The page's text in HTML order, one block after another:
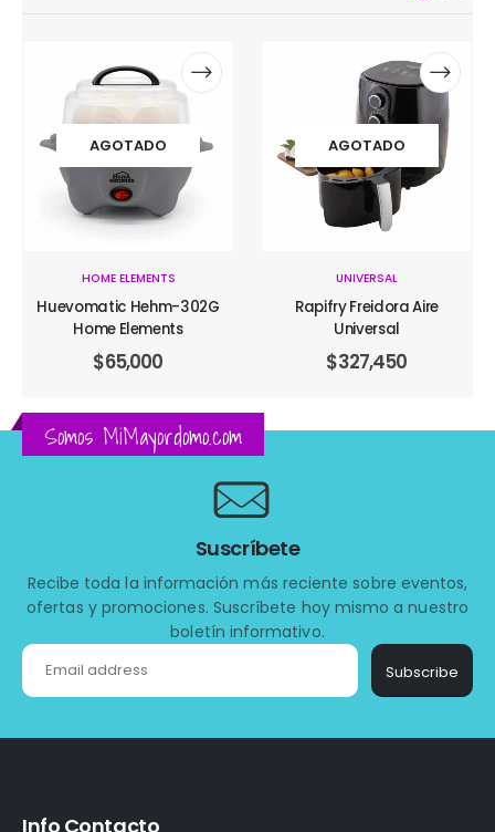
AGOTADO
HOME ELEMENTS
Huevomatic Hehm-302G
Home Elements
$65,000
AGOTADO
UNIVERSAL
Rapifry Freidora Aire
Universal
$327,450
Somos MiMayordomo.com
Suscríbete
Recibe toda la información más reciente sobre eventos,
ofertas y promociones. Suscríbete hoy mismo a nuestro
boletín informativo.
Subscribe
Info Contacto